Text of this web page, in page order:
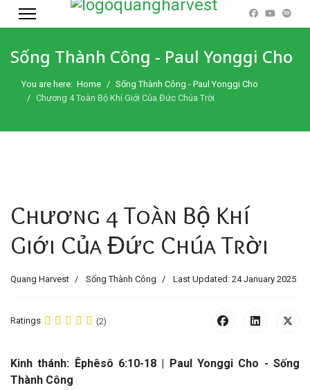
Sống Thành Công - Paul Yonggi Cho
You are here: Home
Sống Thành Công - Paul Yonggi Cho
Chương 4 Toàn Bộ Khí Giới Của Đức Chúa Trời
Chương 4 Toàn Bộ Khí
Giới Của Đức Chúa Trời
Quang Harvest Sống Thành Công Last Updated: 24 January 2025
Ratings (2)
Kinh thánh: Êphêsô 6:10-18 | Paul Yonggi Cho - Sống
Thành Công